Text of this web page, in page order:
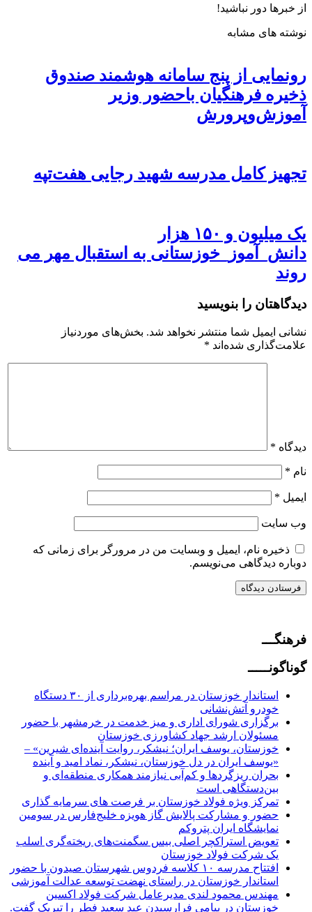
از خبرها دور نباشید!
نوشته های مشابه
رونمایی از پنج سامانه هوشمند صندوق
ذخیره فرهنگیان باحضور وزیر
آموزش‌وپرورش
تجهیز کامل مدرسه شهید رجایی هفت‌تپه
یک میلیون و ۱۵۰ هزار
دانش_آموز_خوزستانی به استقبال مهر می
روند
دیدگاهتان را بنویسید
نشانی ایمیل شما منتشر نخواهد شد. بخش‌های موردنیاز
علامت‌گذاری شده‌اند *
دیدگاه *
نام *
ایمیل *
وب‌ سایت
ذخیره نام، ایمیل و وبسایت من در مرورگر برای زمانی که
دوباره دیدگاهی می‌نویسم.
فرهنگـــ
گوناگونـــــ
استاندار خوزستان در مراسم بهره‌برداری از ۳۰ دستگاه
خودرو آتش‌نشانی
برگزاری شورای اداری و میز خدمت در خرمشهر با حضور
مسئولان ارشد جهاد کشاورزی خوزستان
خوزستان، یوسف ایران؛ نیشکر، روایت آینده‌ای شیرین» –
«یوسف ایران در دل خوزستان، نیشکر، نماد امید و آینده
بحران ریزگردها و کم‌آبی نیازمند همکاری منطقه‌ای و
بین‌دستگاهی است
تمرکز ویژه فولاد خوزستان بر فرصت های سرمایه گذاری
حضور و مشارکت پالایش گاز هویزه خلیج‌فارس در سومین
نمایشگاه ایران پتروکم
تعویض استراکچر اصلی بیس سگمنت‌های ریخته‌گری اسلب
یک شرکت فولاد خوزستان
افتتاح مدرسه ۱۰ کلاسه فردوس شهرستان صیدون با حضور
استاندار خوزستان در راستای نهضت توسعه عدالت آموزشی
مهندس محمود لندی مدیرعامل شرکت فولاد اکسین
خوزستان در پیامی فرارسیدن عید سعید فطر را تبریک گفت.